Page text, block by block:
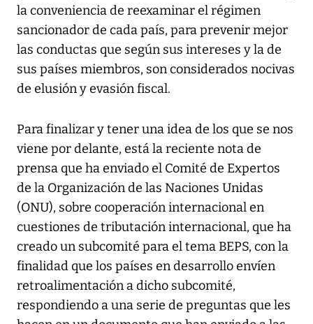
la conveniencia de reexaminar el régimen
sancionador de cada país, para prevenir mejor
las conductas que según sus intereses y la de
sus países miembros, son considerados nocivas
de elusión y evasión fiscal.
Para finalizar y tener una idea de los que se nos
viene por delante, está la reciente nota de
prensa que ha enviado el Comité de Expertos
de la Organización de las Naciones Unidas
(ONU), sobre cooperación internacional en
cuestiones de tributación internacional, que ha
creado un subcomité para el tema BEPS, con la
finalidad que los países en desarrollo envíen
retroalimentación a dicho subcomité,
respondiendo a una serie de preguntas que les